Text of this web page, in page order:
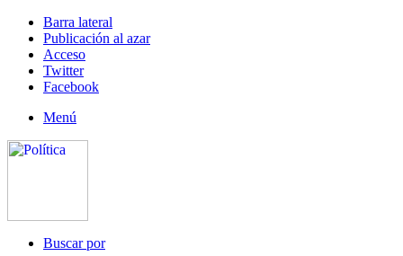
Barra lateral
Publicación al azar
Acceso
Twitter
Facebook
Menú
Buscar por